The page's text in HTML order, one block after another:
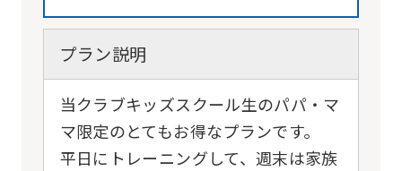
プラン説明
当クラブキッズスクール生のパパ・マ
マ限定のとてもお得なプランです。
平日にトレーニングして、週末は家族